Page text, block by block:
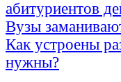
Вузы
Как устроены
нужны?